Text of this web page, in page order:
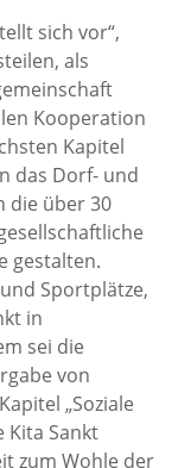
sich vor“,
als
Kooperation
Kapitel
das Dorf- und
die über 30
gestalten.
Sportplätze,
in
sei die
von
„Soziale
Kita Sankt
zum Wohle der